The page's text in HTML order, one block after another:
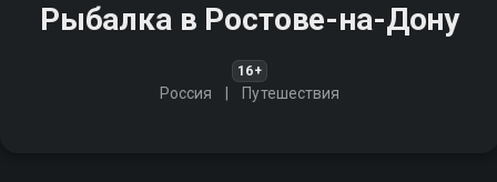
Рыбалка в Ростове-на-Дону
16+
Россия Путешествия